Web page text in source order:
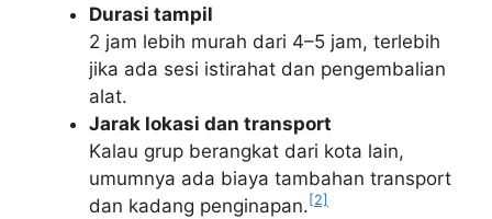
Durasi tampil
2 jam lebih murah dari 4–5 jam, terlebih
jika ada sesi istirahat dan pengembalian
alat.
Jarak lokasi dan transport
Kalau grup berangkat dari kota lain,
umumnya ada biaya tambahan transport
dan kadang penginapan. [2]